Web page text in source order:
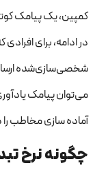
کمپین، یک پیامک
در ادامه، برای
شخصی‌سازی‌شده
می‌توان پیامک
آماده سازی مخاطب
چگونه نرخ